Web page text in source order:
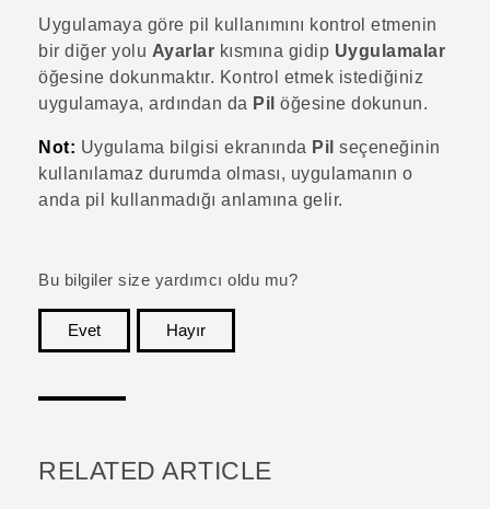
Uygulamaya göre pil kullanımını kontrol etmenin
bir diğer yolu Ayarlar kısmına gidip Uygulamalar
öğesine dokunmaktır. Kontrol etmek istediğiniz
uygulamaya, ardından da Pil öğesine dokunun.
Not: Uygulama bilgisi ekranında Pil seçeneğinin
kullanılamaz durumda olması, uygulamanın o
anda pil kullanmadığı anlamına gelir.
Bu bilgiler size yardımcı oldu mu?
Evet
Hayır
RELATED ARTICLE